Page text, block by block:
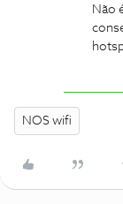
Não
NOS wifi